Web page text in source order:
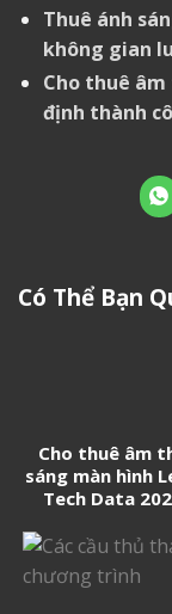
Thuê ánh
không gian
Cho thuê
định thành
Có Thể Bạn
Cho thuê âm
sáng màn hình
Tech Data